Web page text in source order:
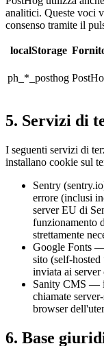
analitici. Queste voci
consenso tramite il
localStorage
ph_*_posthog
5. Servizi di
I seguenti servizi di
installano cookie sul
Sentry
errore (inclusi
server EU di
funzionamento
strettamente
Google Fonts
sito (self-
inviata ai
Sanity CMS —
chiamate
browser
6. Base